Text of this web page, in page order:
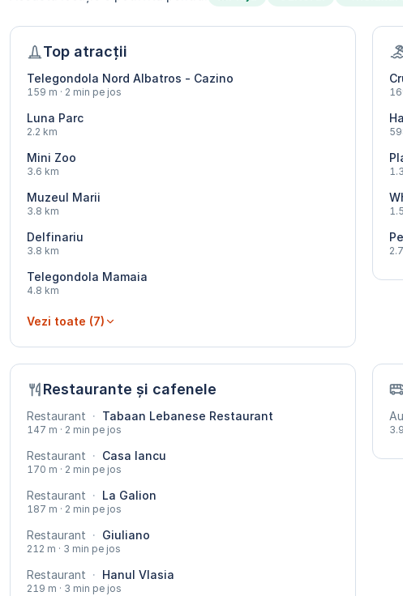
Top atracții
Telegondola Nord Albatros - Cazino
159 m · 2 min pe jos
Luna Parc
2.2 km
Mini Zoo
3.6 km
Muzeul Marii
3.8 km
Delfinariu
3.8 km
Telegondola Mamaia
4.8 km
Vezi toate (7)
Restaurante și cafenele
Restaurant · Tabaan Lebanese Restaurant
147 m · 2 min pe jos
Restaurant · Casa Iancu
170 m · 2 min pe jos
Restaurant · La Galion
187 m · 2 min pe jos
Restaurant · Giuliano
212 m · 3 min pe jos
Restaurant · Hanul Vlasia
219 m · 3 min pe jos